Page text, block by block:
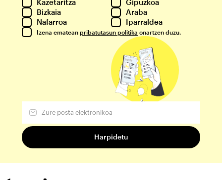
Bizkaia
Araba
Nafarroa
Iparraldea
Izena ematean pribatutasun politika onartzen duzu.